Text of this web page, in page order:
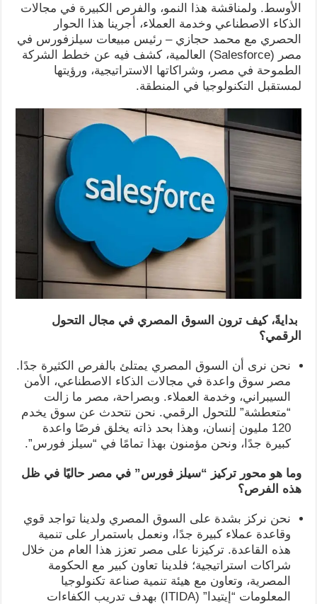
الأوسط. ولمناقشة هذا النمو، والفرص الكبيرة في مجالات
الذكاء الاصطناعي وخدمة العملاء، أجرينا هذا الحوار
الحصري مع محمد حجازي – رئيس مبيعات سيلزفورس في
مصر (Salesforce) العالمية، كشف فيه عن خطط الشركة
الطموحة في مصر، وشراكاتها الاستراتيجية، ورؤيتها
لمستقبل التكنولوجيا في المنطقة.
بدايةً، كيف ترون السوق المصري في مجال التحول
الرقمي؟
نحن نرى أن السوق المصري يمتلئ بالفرص الكثيرة جدًا.
مصر سوق واعدة في مجالات الذكاء الاصطناعي، الأمن
السيبراني، وخدمة العملاء. وبصراحة، مصر ما زالت
“متعطشة” للتحول الرقمي. نحن نتحدث عن سوق يخدم
120 مليون إنسان، وهذا بحد ذاته يخلق فرصًا واعدة
كبيرة جدًا، ونحن مؤمنون بهذا تمامًا في “سيلز فورس”.
وما هو محور تركيز “سيلز فورس” في مصر حاليًا في ظل
هذه الفرص؟
نحن نركز بشدة على السوق المصري ولدينا تواجد قوي
وقاعدة عملاء كبيرة جدًا، ونعمل باستمرار على تنمية
هذه القاعدة. تركيزنا على مصر تعزز هذا العام من خلال
شراكات استراتيجية؛ فلدينا تعاون كبير مع الحكومة
المصرية، وتعاون مع هيئة تنمية صناعة تكنولوجيا
المعلومات “إيتيدا” (ITIDA) بهدف تدريب الكفاءات